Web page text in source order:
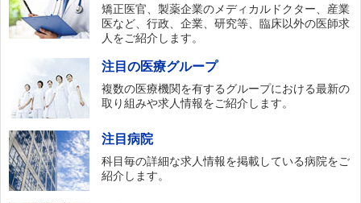
矯正医官、製薬企業のメディカルドクター、産業
医など、行政、企業、研究等、臨床以外の医師求
人をご紹介します。
注目の医療グループ
複数の医療機関を有するグループにおける最新の
取り組みや求人情報をご紹介します。
注目病院
科目毎の詳細な求人情報を掲載している病院をご
紹介します。